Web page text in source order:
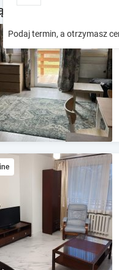
e
y
t
o
i
n
t
e
r
a
t
h
Podaj termin, a otrzymasz
- noclegi w